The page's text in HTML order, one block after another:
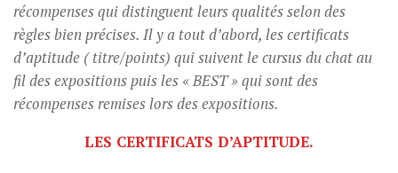
récompenses qui distinguent leurs qualités selon des
règles bien précises. Il y a tout d’abord, les certificats
d’aptitude ( titre/points) qui suivent le cursus du chat au
fil des expositions puis les « BEST » qui sont des
récompenses remises lors des expositions.
LES CERTIFICATS D’APTITUDE.